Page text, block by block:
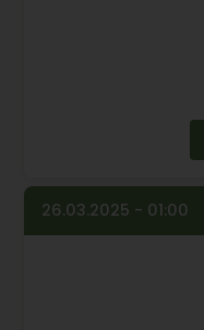
26.03.2025 - 01:00